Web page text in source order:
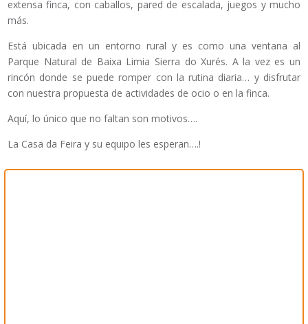
extensa finca, con caballos, pared de escalada, juegos y mucho
más.
Está ubicada en un entorno rural y es como una ventana al
Parque Natural de Baixa Limia Sierra do Xurés. A la vez es un
rincón donde se puede romper con la rutina diaria… y disfrutar
con nuestra propuesta de actividades de ocio o en la finca.
Aquí, lo único que no faltan son motivos….
La Casa da Feira y su equipo les esperan….!